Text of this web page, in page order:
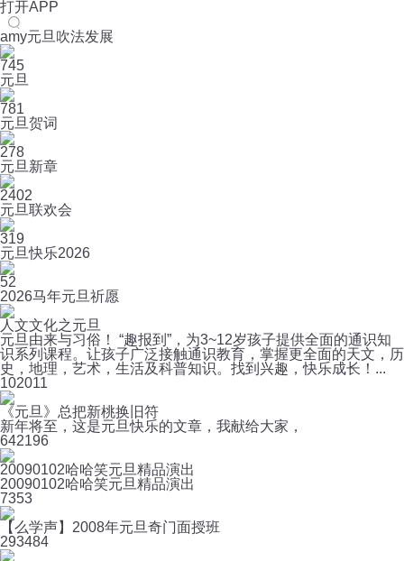
打开APP
amy元旦吹法发展
745
元旦
781
元旦贺词
278
元旦新章
2402
元旦联欢会
319
元旦快乐2026
52
2026马年元旦祈愿
人文文化之元旦
元旦由来与习俗！ “趣报到”，为3~12岁孩子提供全面的通识知
识系列课程。让孩子广泛接触通识教育，掌握更全面的天文，历
史，地理，艺术，生活及科普知识。找到兴趣，快乐成长！...
102011
《元旦》总把新桃换旧符
新年将至，这是元旦快乐的文章，我献给大家，
642196
20090102哈哈笑元旦精品演出
20090102哈哈笑元旦精品演出
7353
【么学声】2008年元旦奇门面授班
293484